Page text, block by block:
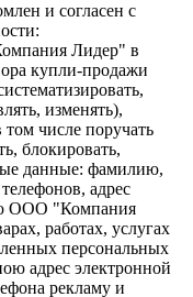
и согласен с
Лидер" в
купли-продажи
изменять),
том числе поручать
блокировать,
данные: фамилию,
адрес
ООО "Компания
работах, услугах
персональных
адрес электронной
рекламу и